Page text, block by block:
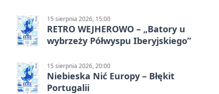
15 sierpnia 2026, 15:00
RETRO WEJHEROWO – „Batory u
wybrzeży Półwyspu Iberyjskiego”
15 sierpnia 2026, 20:00
Niebieska Nić Europy – Błękit
Portugalii